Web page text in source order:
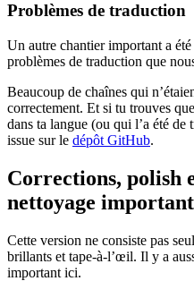
Problèmes de traduction
Un autre chantier important a
problèmes de traduction que
Beaucoup de chaînes qui
correctement. Et si tu trouves
dans ta langue (ou qui l’a été
issue sur le dépôt GitHub.
Corrections, polish
nettoyage important
Cette version ne consiste pas
brillants et tape-à-l’œil. Il y a
important ici.